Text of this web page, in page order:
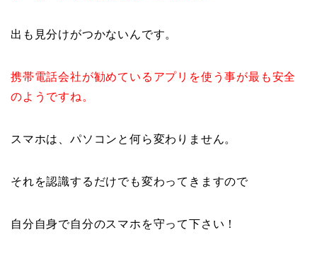
出も見分けがつかないんです。
携帯電話会社が勧めているアプリを使う事が最も安全
のようですね。
スマホは、パソコンと何ら変わりません。
それを認識するだけでも変わってきますので
自分自身で自分のスマホを守って下さい！